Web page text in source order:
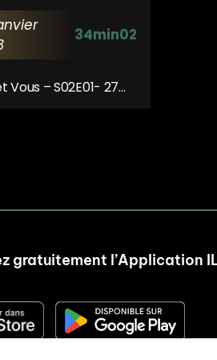
34min02
Vous – S02E01- 27
gratuitement l’Application